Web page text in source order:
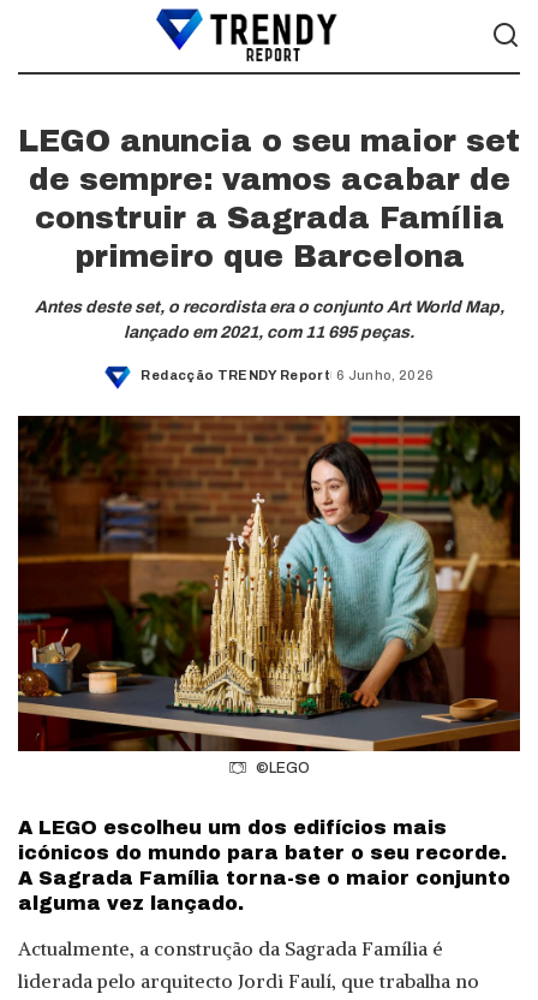
LEGO anuncia o seu maior set
de sempre: vamos acabar de
construir a Sagrada Família
primeiro que Barcelona
Antes deste set, o recordista era o conjunto Art World Map,
lançado em 2021, com 11 695 peças.
Posted
Redacção TRENDY Report 6 Junho, 2026
©LEGO
A LEGO escolheu um dos edifícios mais
icónicos do mundo para bater o seu recorde.
A Sagrada Família torna-se o maior conjunto
alguma vez lançado.
Actualmente, a construção da Sagrada Família é
liderada pelo arquitecto Jordi Faulí, que trabalha no